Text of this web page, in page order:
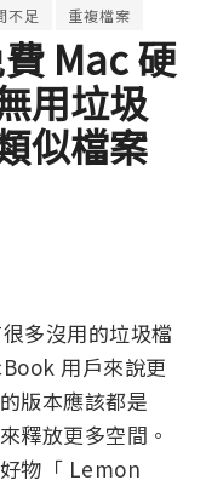
不足 重複檔案
Mac 硬
用垃圾
似檔案
多沒用的垃圾檔
用戶來說更
版本應該都是
釋放更多空間。
物「 Lemon